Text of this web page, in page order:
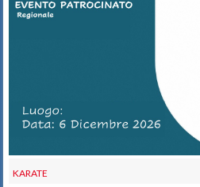
KARATE